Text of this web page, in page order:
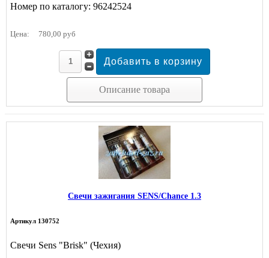
Номер по каталогу: 96242524
Цена: 780,00 руб
Описание товара
Свечи зажигания SENS/Chance 1.3
Артикул 130752
Свечи Sens "Brisk" (Чехия)